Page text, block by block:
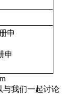
申
申
与我们一起讨论